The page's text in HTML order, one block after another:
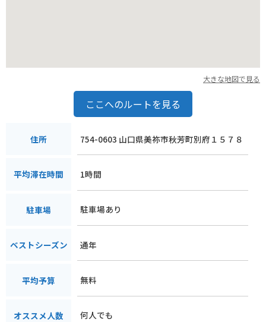
大きな地図で見る
ここへのルートを見る
住所 754-0603 山口県美祢市秋芳町別府１５７８
平均滞在時間 1時間
駐車場 駐車場あり
ベストシーズン 通年
平均予算 無料
オススメ人数 何人でも